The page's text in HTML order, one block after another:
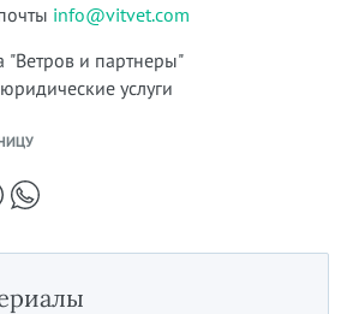
info@vitvet.com
и партнеры"
услуги